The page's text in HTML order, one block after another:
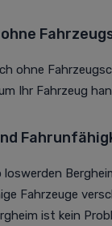
ohne
Ihr Fahrzeug
Fahrzeuge
ist kein